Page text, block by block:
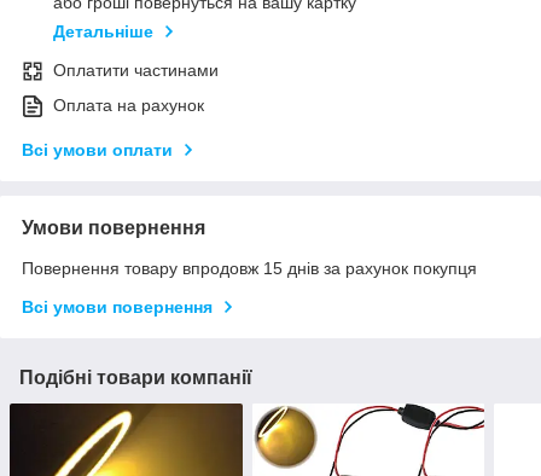
Детальніше
Оплатити частинами
Оплата на рахунок
Всі умови оплати
Умови повернення
Повернення товару впродовж 15 днів за рахунок покупця
Всі умови повернення
Подібні товари компанії